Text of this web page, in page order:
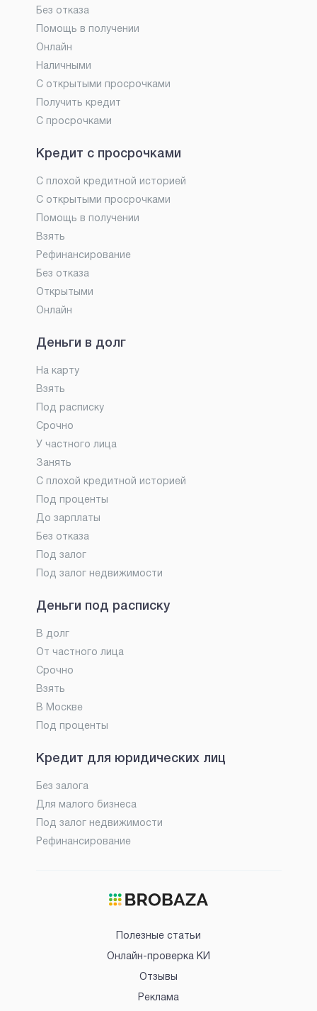
Без отказа
Помощь в получении
Онлайн
Наличными
С открытыми просрочками
Получить кредит
С просрочками
Кредит с просрочками
С плохой кредитной историей
С открытыми просрочками
Помощь в получении
Взять
Рефинансирование
Без отказа
Открытыми
Онлайн
Деньги в долг
На карту
Взять
Под расписку
Срочно
У частного лица
Занять
С плохой кредитной историей
Под проценты
До зарплаты
Без отказа
Под залог
Под залог недвижимости
Деньги под расписку
В долг
От частного лица
Срочно
Взять
В Москве
Под проценты
Кредит для юридических лиц
Без залога
Для малого бизнеса
Под залог недвижимости
Рефинансирование
Полезные статьи
Онлайн-проверка КИ
Отзывы
Реклама